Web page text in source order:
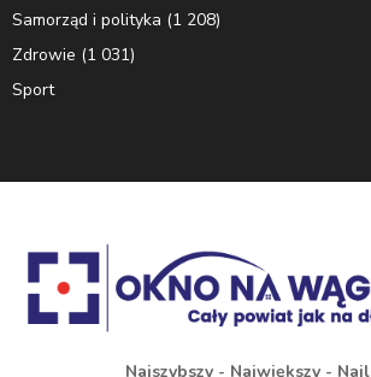
Samorząd i polityka (1 208)
Zdrowie (1 031)
Sport
Najszybszy - Największy -